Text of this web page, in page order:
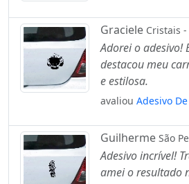
Graciele Cristais -
Adorei o adesivo!
destacou meu
e estilosa.
avaliou Adesivo
Guilherme São
Adesivo incrível!
amei o resultado